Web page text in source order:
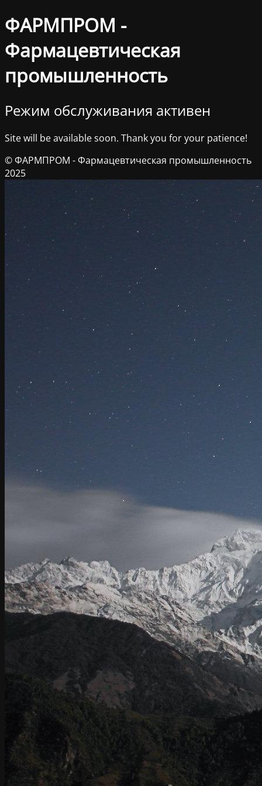
ФАРМПРОМ -
Фармацевтическая
промышленность
Режим обслуживания активен
Site will be available soon. Thank you for your patience!
© ФАРМПРОМ - Фармацевтическая промышленность
2025